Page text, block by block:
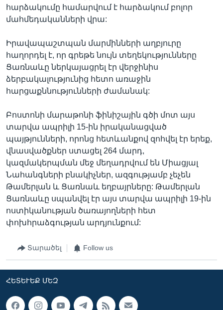
հարձակումը համարվում է հարձակում բոլոր
մահմեդականների վրա:
Իրավապաշտպան մարմինների աղբյուրը
հաղորդել է, որ գրեթե նույն տեղեկությունները
Ցառնաևը ներկայացրել էր վերջինիս
ձերբակալությունից հետո առաջին
հարցաքննությունների ժամանակ:
Բոստոնի մարաթոնի ֆինիշային գծի մոտ այս
տարվա ապրիլի 15-ին իրականացված
պայթյունների, որոնց հետևանքով զոհվել էր երեք,
վնասվածքներ ստացել 264 մարդ,
կազմակերպման մեջ մեղադրվում են Միացյալ
Նահանգների բնակիչներ, ազգությամբ չեչեն
Թամերլան և Ցառնաև եղբայրները: Թամերլան
Ցառնաևը սպանվել էր այս տարվա ապրիլի 19-ին
ոստիկանության ծառայողների հետ
փոխհրաձգության արդյունքում:
Տարածել Follow us
ՀԵՏԵՒԵՔ ՄԵԶ